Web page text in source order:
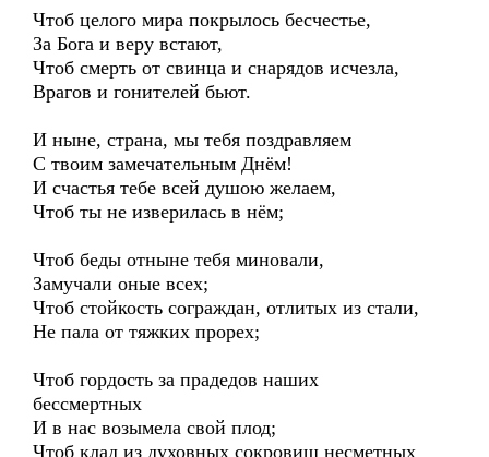
Чтоб целого мира покрылось бесчестье,
За Бога и веру встают,
Чтоб смерть от свинца и снарядов исчезла,
Врагов и гонителей бьют.
И ныне, страна, мы тебя поздравляем
С твоим замечательным Днём!
И счастья тебе всей душою желаем,
Чтоб ты не изверилась в нём;
Чтоб беды отныне тебя миновали,
Замучали оные всех;
Чтоб стойкость сограждан, отлитых из стали,
Не пала от тяжких прорех;
Чтоб гордость за прадедов наших
бессмертных
И в нас возымела свой плод;
Чтоб клад из духовных сокровищ несметных